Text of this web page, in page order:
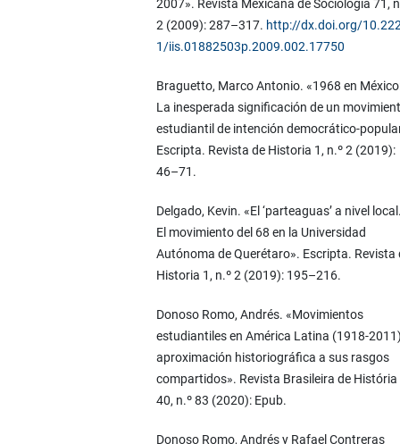
2007». Revista Mexicana de Sociología 71,
2 (2009): 287–317. http://dx.doi.org/
1/iis.01882503p.2009.002.17750
Braguetto, Marco Antonio. «1968 en
La inesperada significación de un
estudiantil de intención democrático-
Escripta. Revista de Historia 1, n.º 2 (2019):
46–71.
Delgado, Kevin. «El ‘parteaguas’ a nivel local.
El movimiento del 68 en la Universidad
Autónoma de Querétaro». Escripta. Revista
Historia 1, n.º 2 (2019): 195–216.
Donoso Romo, Andrés. «Movimientos
estudiantiles en América Latina (1918-
aproximación historiográfica a sus rasgos
compartidos». Revista Brasileira de História
40, n.º 83 (2020): Epub.
Donoso Romo, Andrés y Rafael Contreras